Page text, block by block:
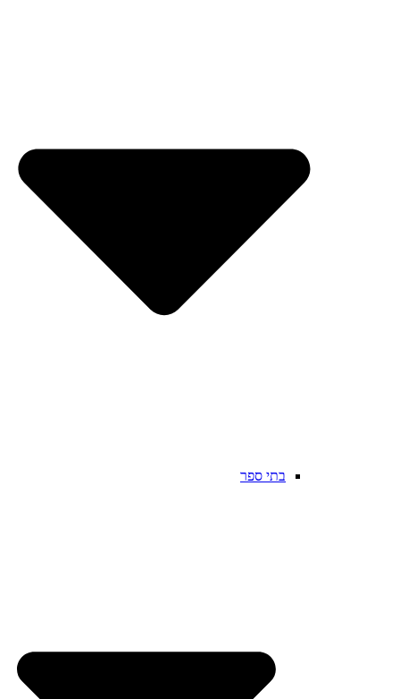
בתי ספר